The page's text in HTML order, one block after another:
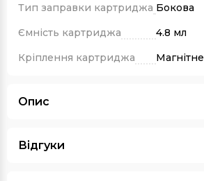
Тип заправки картриджа Бокова
Ємність картриджа
4.8 мл
Кріплення картриджа
Магнітне
Опис
Відгуки